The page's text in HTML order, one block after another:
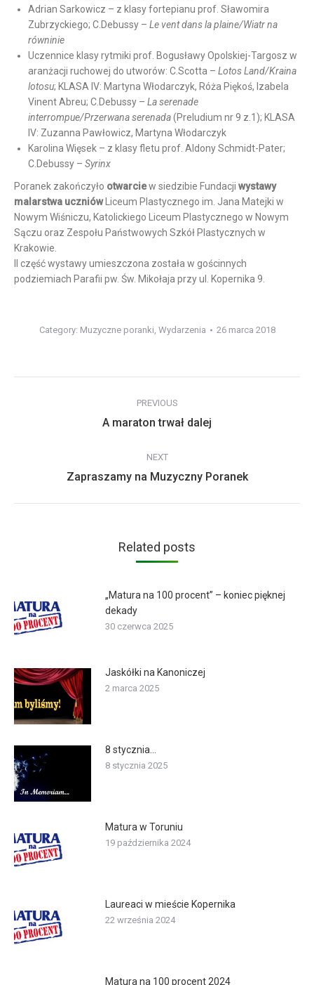
Adrian Sarkowicz – z klasy fortepianu prof. Sławomira
Zubrzyckiego; C.Debussy – Le vent dans la plaine/Wiatr na
równinie
Uczennice klasy rytmiki prof. Bogusławy Opolskiej-Targosz w
aranżacji ruchowej do utworów: C.Scotta – Lotos Land/Kraina
lotosu; KLASA IV: Martyna Włodarczyk, Róża Piękoś, Izabela
Vinent Abreu; C.Debussy – La serenade
interrompue/Przerwana serenada(Preludium nr 9 z.1); KLASA
IV: Zuzanna Pawłowicz, Martyna Włodarczyk
Karolina Więsek – z klasy fletu prof. Aldony Schmidt-Pater;
C.Debussy – Syrinx
Poranek zakończyło otwarciew siedzibie Fundacji wystawy
malarstwa uczniówLiceum Plastycznego im. Jana Matejki w
Nowym Wiśniczu, Katolickiego Liceum Plastycznego w Nowym
Sączu oraz Zespołu Państwowych Szkół Plastycznych w
Krakowie.
II część wystawy umieszczona została w gościnnych
podziemiach Parafii pw. Św. Mikołaja przy ul. Kopernika 9.
Category: Muzyczne poranki, Wydarzenia 26 marca 2018
navigation
PREVIOUS
Previous
A maraton trwał dalej
NEXT
Next
Zapraszamy na Muzyczny Poranek
Related posts
„Matura na 100 procent” – koniec pięknej
dekady
30 czerwca 2025
Jaskółki na Kanoniczej
2 marca 2025
8 stycznia…
8 stycznia 2025
Matura w Toruniu
19 października 2024
Laureaci w mieście Kopernika
22 września 2024
Matura na 100 procent 2024